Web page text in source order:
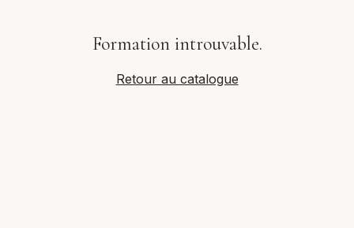
Formation introuvable.
Retour au catalogue